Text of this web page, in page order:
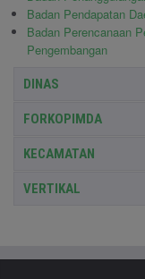
Badan Pendapatan
Badan Perencanaan
Pengembangan
DINAS
FORKOPIMDA
KECAMATAN
VERTIKAL